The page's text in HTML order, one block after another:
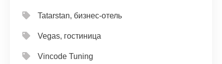
Tatarstan, бизнес-отель
Vegas, гостиница
Vincode Tuning